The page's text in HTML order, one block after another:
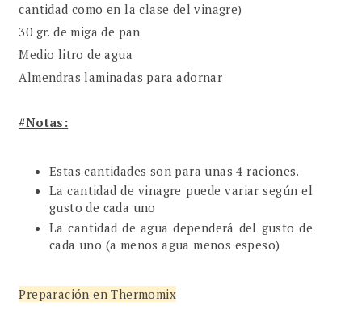
cantidad como en la clase del vinagre)
30 gr. de miga de pan
Medio litro de agua
Almendras laminadas para adornar
#Notas:
Estas cantidades son para unas 4 raciones.
La cantidad de vinagre puede variar según el
gusto de cada uno
La cantidad de agua dependerá del gusto de
cada uno (a menos agua menos espeso)
Preparación en Thermomix